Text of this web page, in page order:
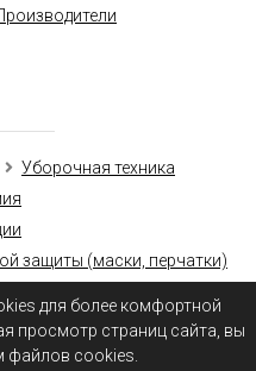
для более комфортной
просмотр страниц сайта, вы
файлов cookies.
Уборочная техника
защиты (маски, перчатки)